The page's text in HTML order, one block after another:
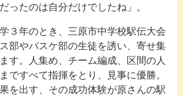
ったのは自分だけでしたね」。
３年のとき、三原市中学校駅伝大会
部やバスケ部の生徒を誘い、寄せ集
す。人集め、チーム編成、区間の人
ですべて指揮をとり、見事に優勝。
を出す、その成功体験が原さんの駅